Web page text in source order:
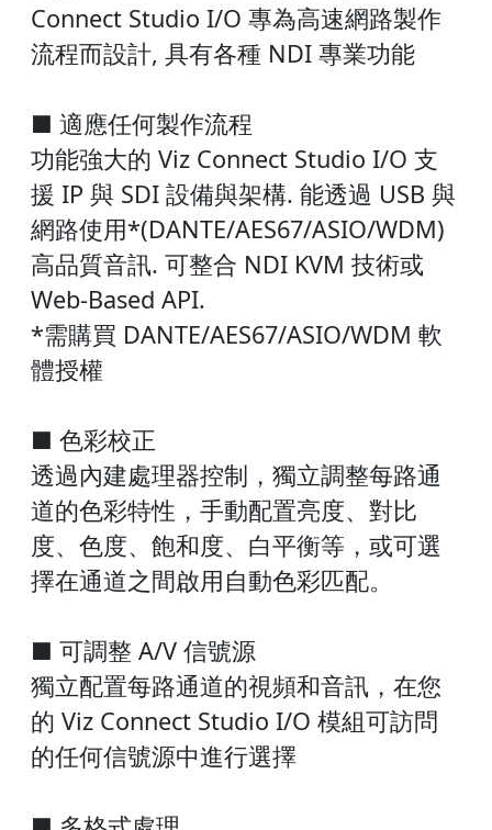
Connect Studio I/O 專為高速網路製作
流程而設計, 具有各種 NDI 專業功能
■ 適應任何製作流程
功能強大的 Viz Connect Studio I/O 支
援 IP 與 SDI 設備與架構. 能透過 USB 與
網路使用*(DANTE/AES67/ASIO/WDM)
高品質音訊. 可整合 NDI KVM 技術或
Web-Based API.
*需購買 DANTE/AES67/ASIO/WDM 軟
體授權
■ 色彩校正
透過內建處理器控制，獨立調整每路通
道的色彩特性，手動配置亮度、對比
度、色度、飽和度、白平衡等，或可選
擇在通道之間啟用自動色彩匹配。
■ 可調整 A/V 信號源
獨立配置每路通道的視頻和音訊，在您
的 Viz Connect Studio I/O 模組可訪問
的任何信號源中進行選擇